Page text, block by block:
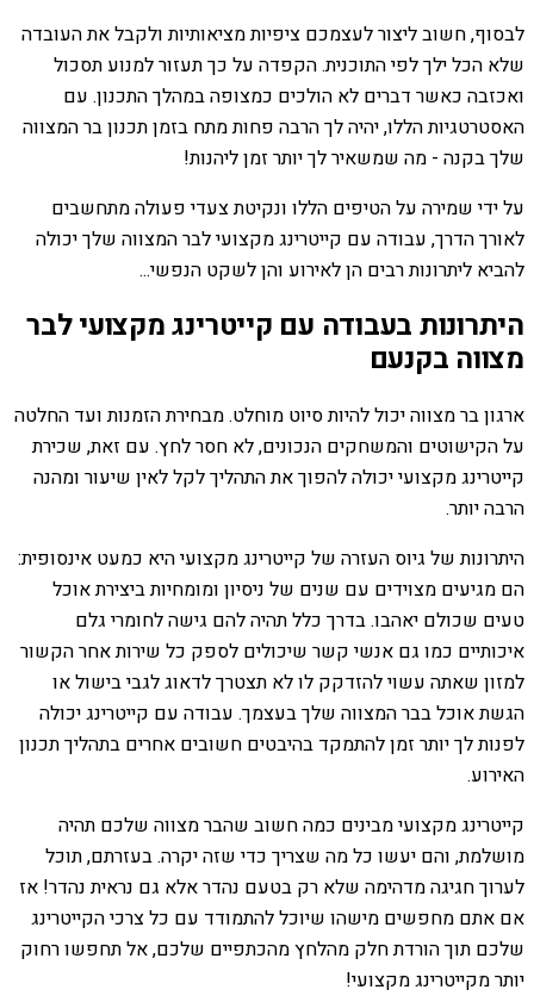
לבסוף, חשוב ליצור לעצמכם ציפיות מציאותיות ולקבל את העובדה
שלא הכל ילך לפי התוכנית. הקפדה על כך תעזור למנוע תסכול
ואכזבה כאשר דברים לא הולכים כמצופה במהלך התכנון. עם
האסטרטגיות הללו, יהיה לך הרבה פחות מתח בזמן תכנון בר המצווה
שלך בקנה - מה שמשאיר לך יותר זמן ליהנות!
על ידי שמירה על הטיפים הללו ונקיטת צעדי פעולה מתחשבים
לאורך הדרך, עבודה עם קייטרינג מקצועי לבר המצווה שלך יכולה
להביא ליתרונות רבים הן לאירוע והן לשקט הנפשי...
היתרונות בעבודה עם קייטרינג מקצועי לבר
מצווה בקנעם
ארגון בר מצווה יכול להיות סיוט מוחלט. מבחירת הזמנות ועד החלטה
על הקישוטים והמשחקים הנכונים, לא חסר לחץ. עם זאת, שכירת
קייטרינג מקצועי יכולה להפוך את התהליך לקל לאין שיעור ומהנה
הרבה יותר.
היתרונות של גיוס העזרה של קייטרינג מקצועי היא כמעט אינסופית:
הם מגיעים מצוידים עם שנים של ניסיון ומומחיות ביצירת אוכל
טעים שכולם יאהבו. בדרך כלל תהיה להם גישה לחומרי גלם
איכותיים כמו גם אנשי קשר שיכולים לספק כל שירות אחר הקשור
למזון שאתה עשוי להזדקק לו לא תצטרך לדאוג לגבי בישול או
הגשת אוכל בבר המצווה שלך בעצמך. עבודה עם קייטרינג יכולה
לפנות לך יותר זמן להתמקד בהיבטים חשובים אחרים בתהליך תכנון
האירוע.
קייטרינג מקצועי מבינים כמה חשוב שהבר מצווה שלכם תהיה
מושלמת, והם יעשו כל מה שצריך כדי שזה יקרה. בעזרתם, תוכל
לערוך חגיגה מדהימה שלא רק בטעם נהדר אלא גם נראית נהדר! אז
אם אתם מחפשים מישהו שיוכל להתמודד עם כל צרכי הקייטרינג
שלכם תוך הורדת חלק מהלחץ מהכתפיים שלכם, אל תחפשו רחוק
יותר מקייטרינג מקצועי!